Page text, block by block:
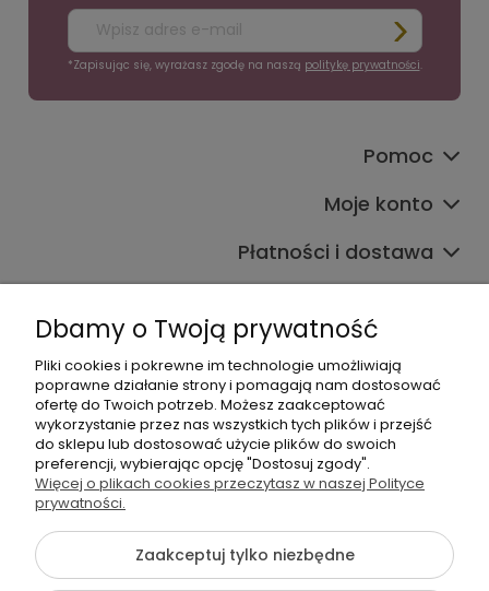
*Zapisując się, wyrażasz zgodę na naszą politykę prywatności.
Pomoc
Moje konto
Płatności i dostawa
+48 605 141 363
Dbamy o Twoją prywatność
Pliki cookies i pokrewne im technologie umożliwiają
poprawne działanie strony i pomagają nam dostosować
ofertę do Twoich potrzeb. Możesz zaakceptować
wykorzystanie przez nas wszystkich tych plików i przejść
do sklepu lub dostosować użycie plików do swoich
preferencji, wybierając opcję "Dostosuj zgody".
Więcej o plikach cookies przeczytasz w naszej Polityce
prywatności.
Zaakceptuj tylko niezbędne